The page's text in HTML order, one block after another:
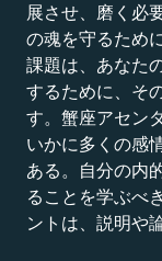
展させ、磨く必
の魂を守るため
課題は、あなた
するために、そ
す。蟹座アセン
いかに多くの感
ある。自分の内
ることを学ぶべ
ントは、説明や